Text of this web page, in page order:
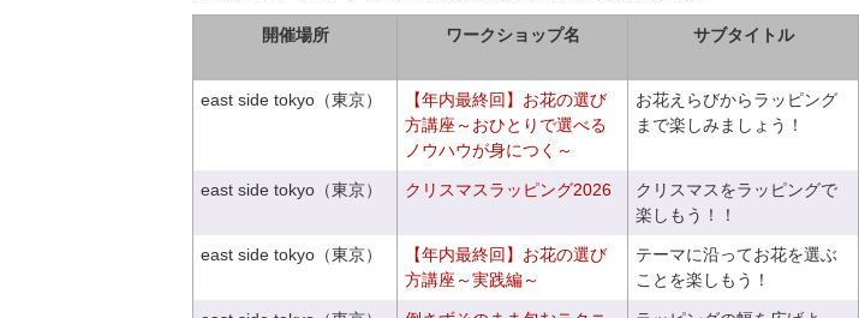
開催場所 ワークショップ名 サブタイトル
east side tokyo（東京）
【年内最終回】お花の選び
方講座～おひとりで選べる
ノウハウが身につく～
お花えらびからラッピング
まで楽しみましょう！
east side tokyo（東京） クリスマスラッピング2026
クリスマスをラッピングで
楽しもう！！
east side tokyo（東京）
【年内最終回】お花の選び
方講座～実践編～
テーマに沿ってお花を選ぶ
ことを楽しもう！